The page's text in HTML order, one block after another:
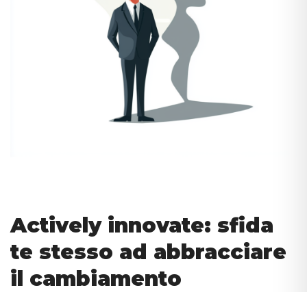
Actively innovate: sfida
te stesso ad abbracciare
il cambiamento